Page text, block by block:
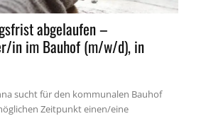
abgelaufen –
in im Bauhof (m/w/d), in
sucht für den kommunalen Bauhof
Zeitpunkt einen/eine